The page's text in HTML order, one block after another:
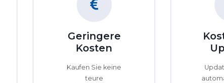
Geringere
Kosten
Kaufen Sie keine
teure